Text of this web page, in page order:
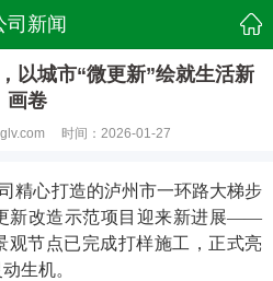
司新闻
以城市“微更新”绘就生活新
画卷
时间：2026-01-27
精心打造的泸州市一环路大梯步
新改造示范项目迎来新进展——
观节点已完成打样施工，正式亮
生机。